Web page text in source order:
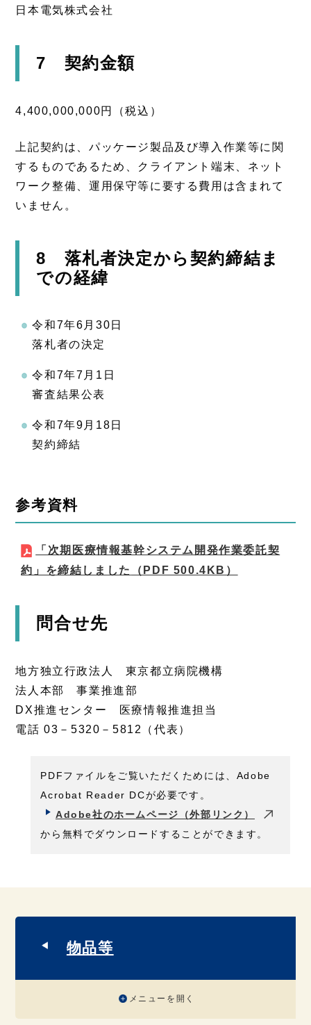
日本電気株式会社
7 契約金額
4,400,000,000円（税込）
上記契約は、パッケージ製品及び導入作業等に関
するものであるため、クライアント端末、ネット
ワーク整備、運用保守等に要する費用は含まれて
いません。
8 落札者決定から契約締結ま
での経緯
令和7年6月30日
落札者の決定
令和7年7月1日
審査結果公表
令和7年9月18日
契約締結
参考資料
「次期医療情報基幹システム開発作業委託契
約」を締結しました
（PDF 500.4KB）
問合せ先
地方独立行政法人 東京都立病院機構
法人本部 事業推進部
DX推進センター 医療情報推進担当
電話 03－5320－5812（代表）
PDFファイルをご覧いただくためには、Adobe
Acrobat Reader DCが必要です。
Adobe社のホームページ（外部リンク）
から無料でダウンロードすることができます。
物品等
メニューを開く